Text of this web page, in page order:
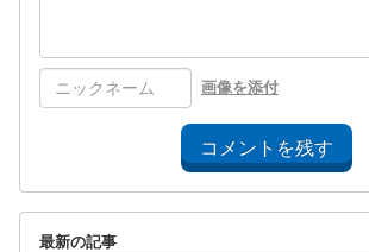
画像を添付
コメントを残す
最新の記事